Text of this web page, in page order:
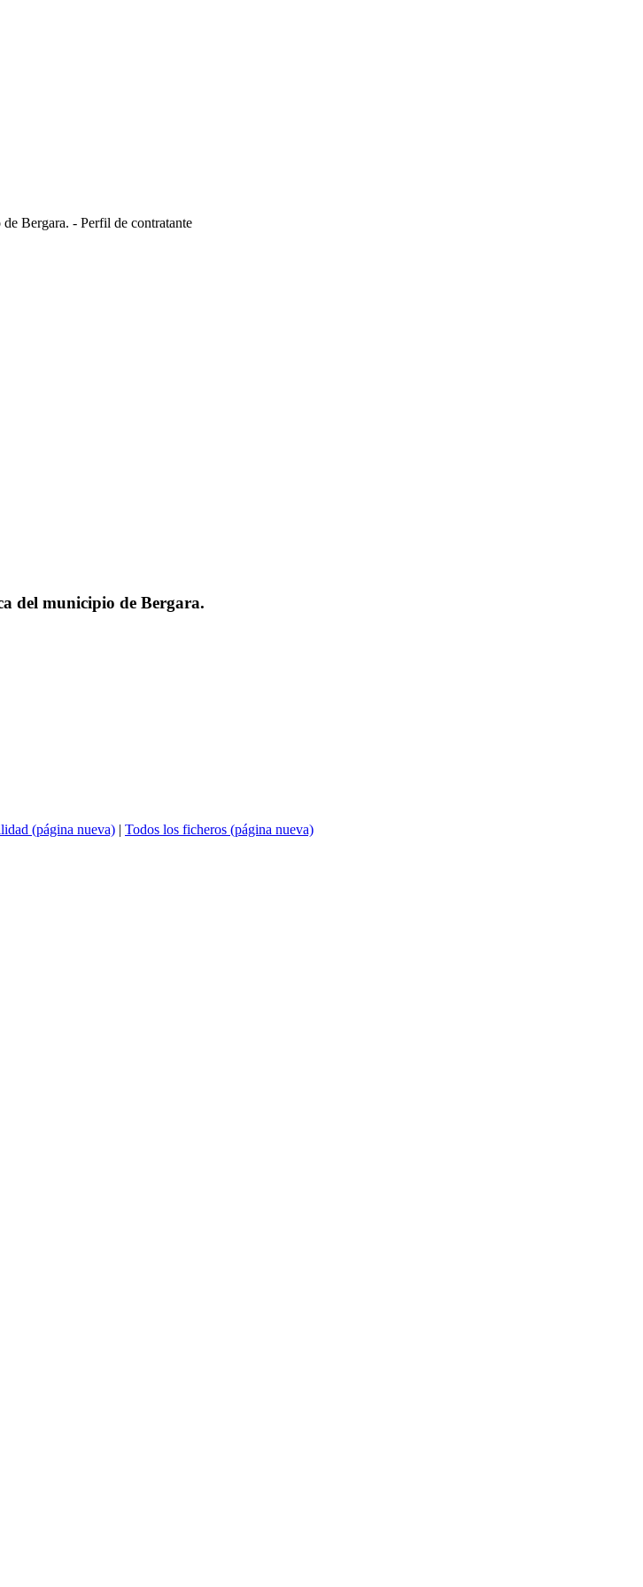
Bergara. - Perfil de contratante
del municipio de Bergara.
(página nueva) | Todos los ficheros (página nueva)